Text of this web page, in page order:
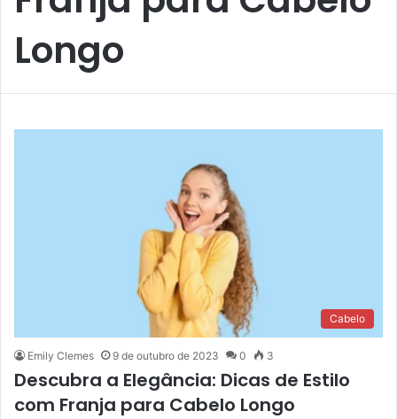
Longo
Cabelo
Emily Clemes 9 de outubro de 2023 0 3
Descubra a Elegância: Dicas de Estilo
com Franja para Cabelo Longo